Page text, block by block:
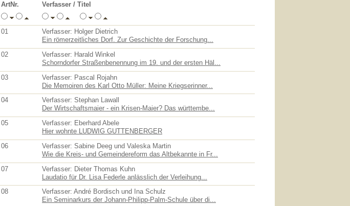
ArtNr. Verfasser / Titel
01
Verfasser: Holger Dietrich
Ein römerzeitliches Dorf. Zur Geschichte der Forschung...
02
Verfasser: Harald Winkel
Schorndorfer Straßenbenennung im 19. und der ersten Häl...
03
Verfasser: Pascal Rojahn
Die Memoiren des Karl Otto Müller: Meine Kriegserinner...
04
Verfasser: Stephan Lawall
Der Wirtschaftsmaier - ein Krisen-Maier? Das württembe...
05
Verfasser: Eberhard Abele
Hier wohnte LUDWIG GUTTENBERGER
06
Verfasser: Sabine Deeg und Valeska Martin
Wie die Kreis- und Gemeindereform das Altbekannte in Fr...
07
Verfasser: Dieter Thomas Kuhn
Laudatio für Dr. Lisa Federle anlässlich der Verleihung...
08
Verfasser: André Bordisch und Ina Schulz
Ein Seminarkurs der Johann-Philipp-Palm-Schule über di...